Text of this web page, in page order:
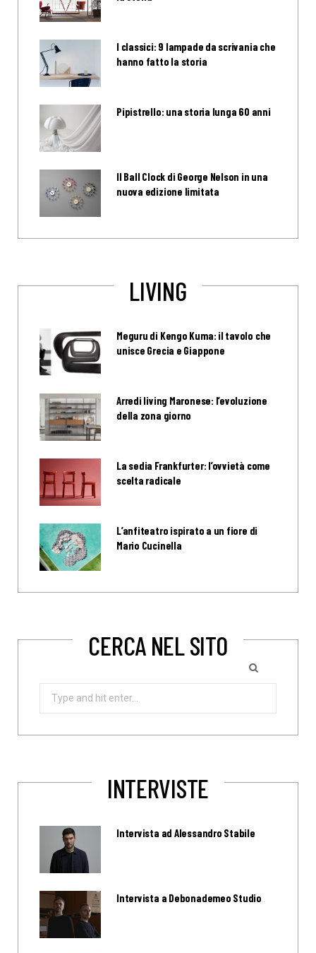
I classici: 9 lampade da scrivania che
hanno fatto la storia
Pipistrello: una storia lunga 60 anni
Il Ball Clock di George Nelson in una
nuova edizione limitata
LIVING
Meguru di Kengo Kuma: il tavolo che
unisce Grecia e Giappone
Arredi living Maronese: l’evoluzione
della zona giorno
La sedia Frankfurter: l’ovvietà come
scelta radicale
L’anfiteatro ispirato a un fiore di
Mario Cucinella
CERCA NEL SITO
Search
INTERVISTE
Intervista ad Alessandro Stabile
Intervista a Debonademeo Studio